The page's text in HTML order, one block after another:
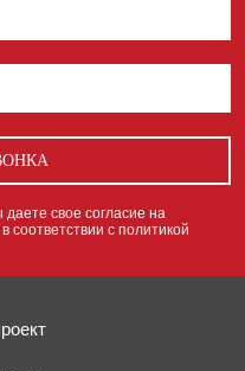
свое согласие на
соответствии с политикой